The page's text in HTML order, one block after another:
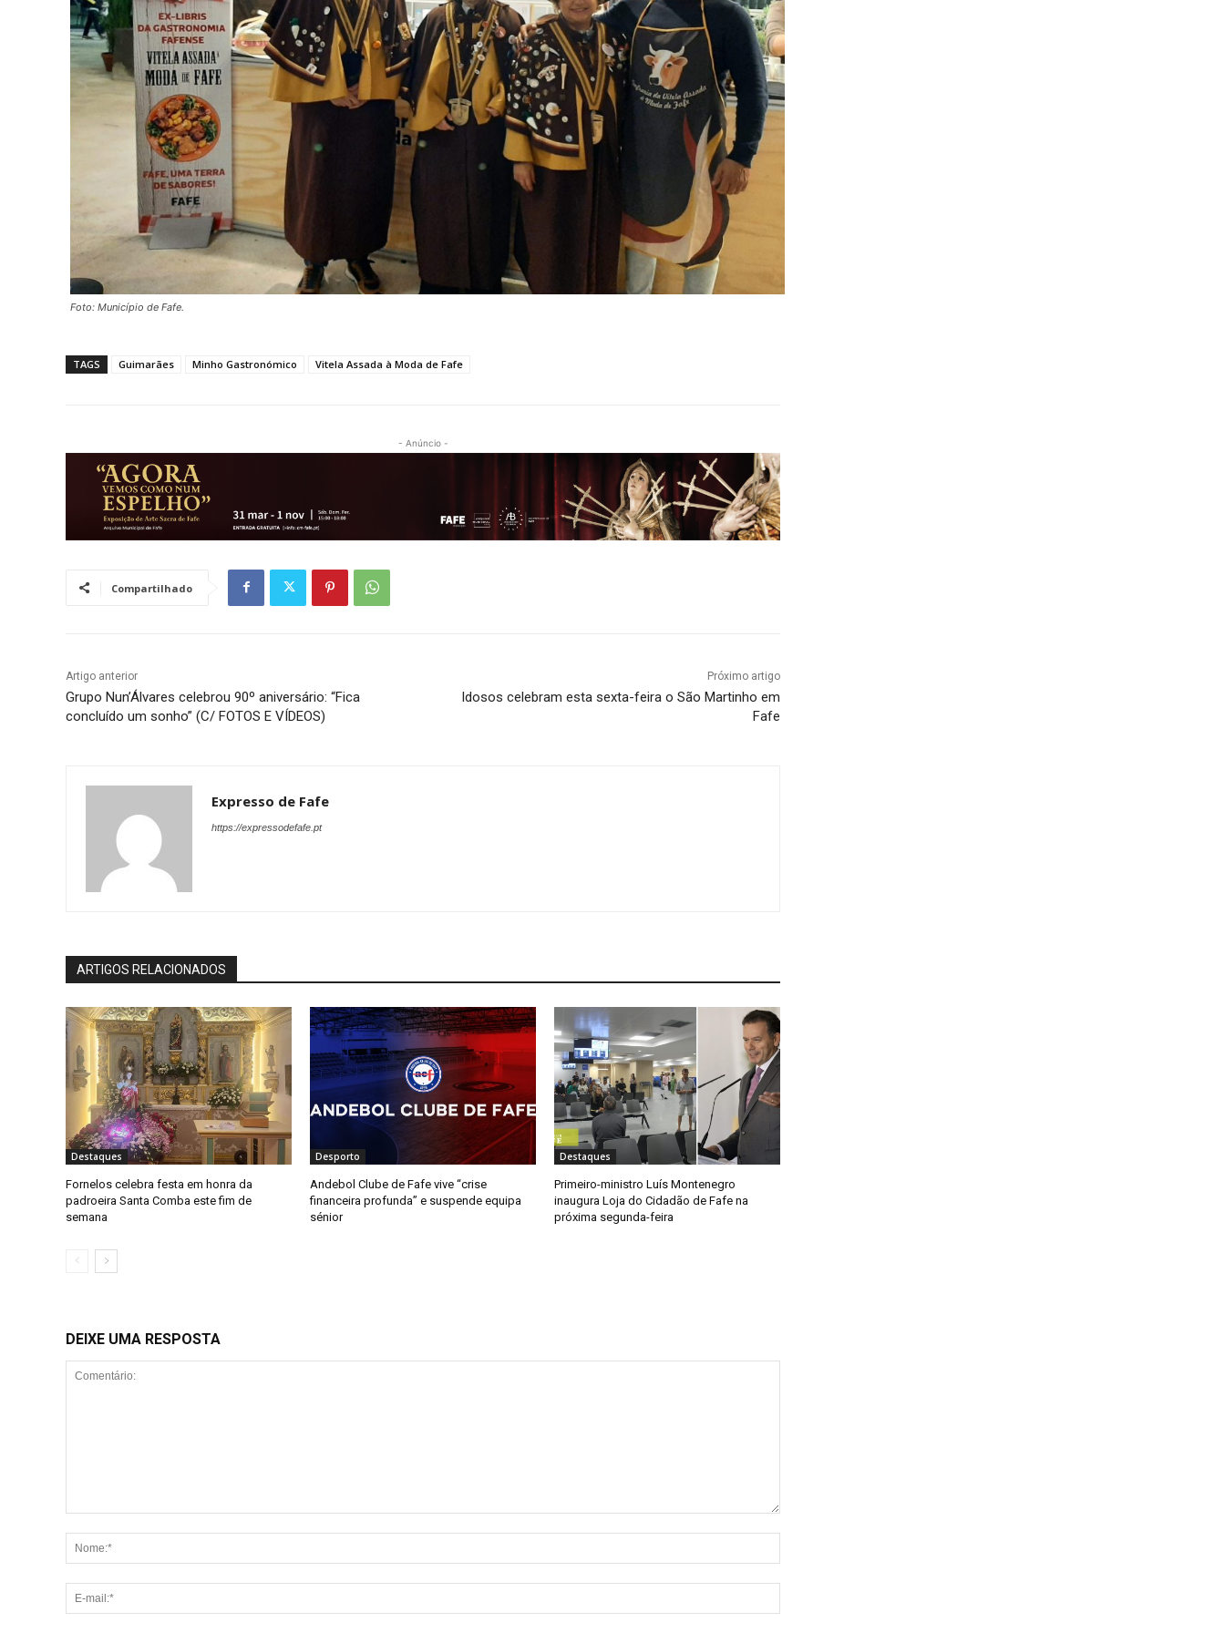
Foto: Município de Fafe.
TAGS Guimarães Minho Gastronómico Vitela Assada à Moda de Fafe
- Anúncio -
Compartilhado
Artigo anterior
Grupo Nun’Álvares celebrou 90º aniversário: “Fica
concluído um sonho” (C/ FOTOS E VÍDEOS)
Próximo artigo
Idosos celebram esta sexta-feira o São Martinho em
Fafe
Expresso de Fafe
https://expressodefafe.pt
ARTIGOS RELACIONADOS
Destaques
Fornelos celebra festa em honra da
padroeira Santa Comba este fim de
semana
Desporto
Andebol Clube de Fafe vive “crise
financeira profunda” e suspende equipa
sénior
Destaques
Primeiro-ministro Luís Montenegro
inaugura Loja do Cidadão de Fafe na
próxima segunda-feira
DEIXE UMA RESPOSTA